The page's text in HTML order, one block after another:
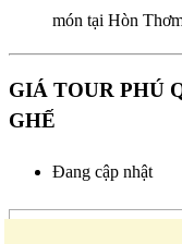
món tại Hòn
GIÁ TOUR PHÚ
GHẾ
Đang cập nhật